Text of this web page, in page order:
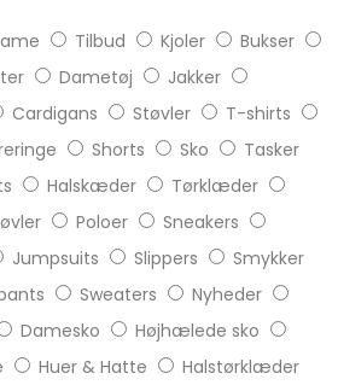
Tilbud Kjoler
Bukser
Dametøj
Jakker
Cardigans Støvler
T-shirts
Shorts Sko
Tasker
Halskæder
Tørklæder
Poloer
Sneakers
Jumpsuits Slippers
Smykker
Sweaters
Nyheder
Damesko
Højhælede sko
Huer & Hatte
Halstørklæder